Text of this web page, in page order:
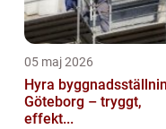
05 maj 2026
Hyra
Göteborg – tryggt,
effekt...